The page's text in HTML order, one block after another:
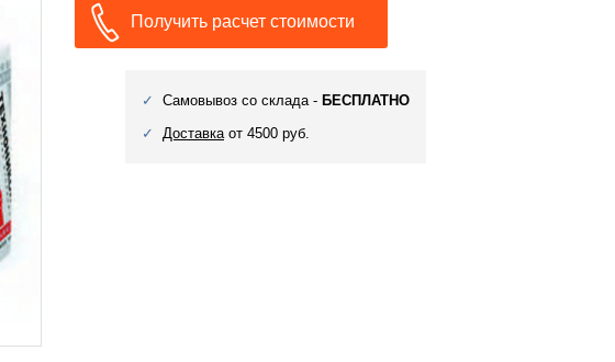
Получить расчет стоимости
Самовывоз со склада - БЕСПЛАТНО
Доставкаот 4500 руб.